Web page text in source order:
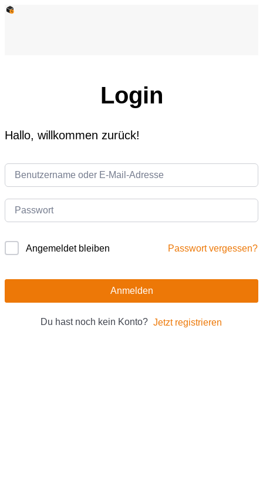
Login
Hallo, willkommen zurück!
Angemeldet bleiben Passwort vergessen?
Anmelden
Du hast noch kein Konto? Jetzt registrieren